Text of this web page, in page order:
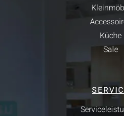
Küche
Sale